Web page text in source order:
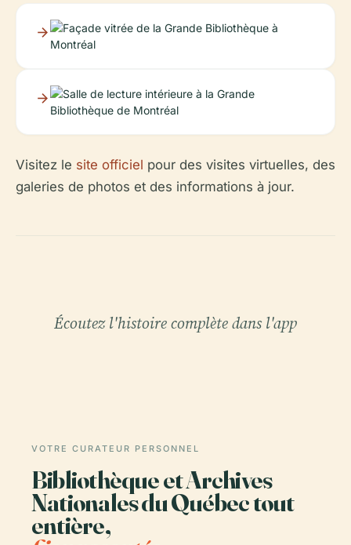
Visitez le site officiel pour des visites virtuelles, des
galeries de photos et des informations à jour.
Écoutez l'histoire complète dans l'app
VOTRE CURATEUR PERSONNEL
Bibliothèque et Archives
Nationales du Québec tout
entière,